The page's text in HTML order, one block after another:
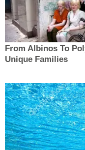
From Albinos To
Unique Families